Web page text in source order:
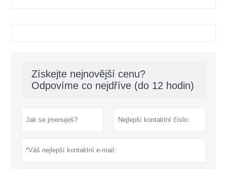
Získejte nejnovější cenu?
Odpovíme co nejdříve (do 12 hodin)